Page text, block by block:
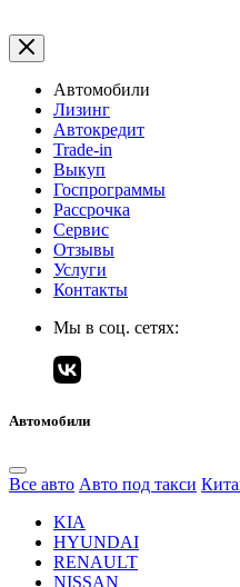
Автомобили
Лизинг
Автокредит
Trade-in
Выкуп
Госпрограммы
Рассрочка
Сервис
Отзывы
Услуги
Контакты
Мы в соц. сетях:
Автомобили
Все авто Авто под такси
KIA
HYUNDAI
RENAULT
NISSAN